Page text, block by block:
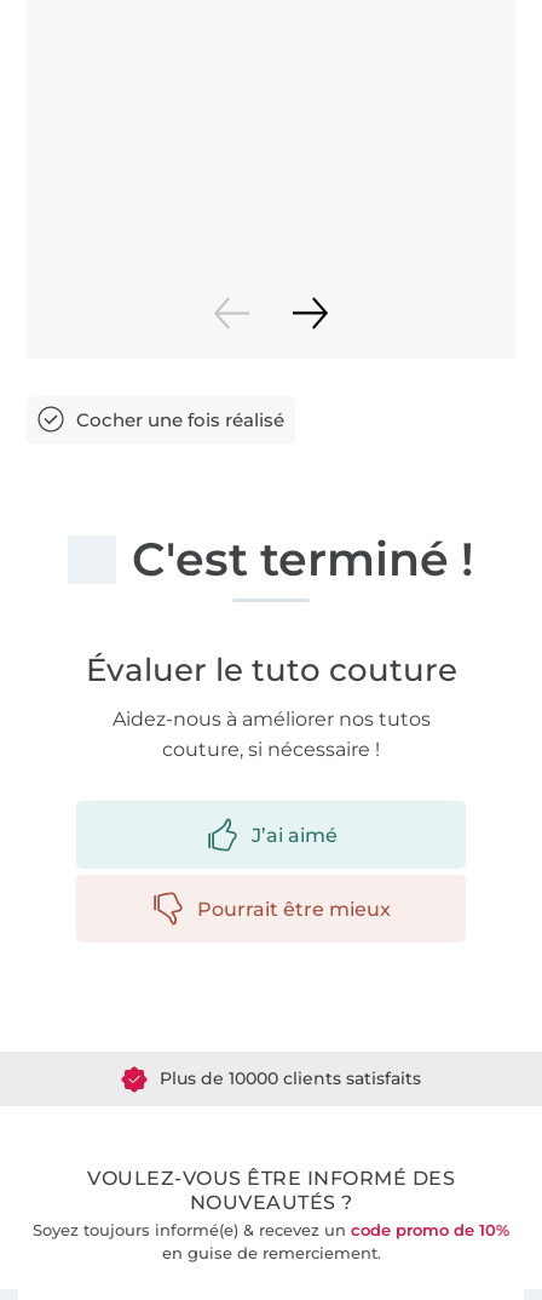
C'est terminé !
Évaluer le tuto couture
Aidez-nous à améliorer nos tutos
couture, si nécessaire !
J’ai aimé
Pourrait être mieux
VOULEZ-VOUS ÊTRE INFORMÉ DES
NOUVEAUTÉS ?
Soyez toujours informé(e) & recevez un code promo de 10%
en guise de remerciement.